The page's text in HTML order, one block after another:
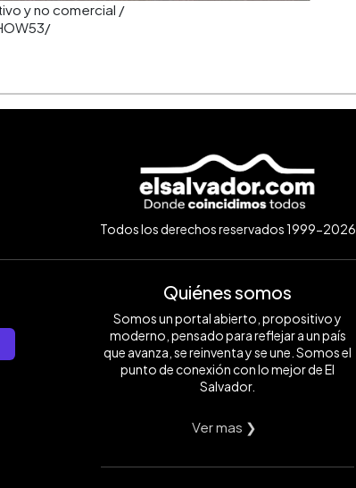
y no comercial /
Todos los derechos reservados 1999-2026
Quiénes somos
Somos un portal abierto, propositivo y
moderno, pensado para reflejar a un país
que avanza, se reinventa y se une. Somos el
punto de conexión con lo mejor de El
Salvador.
Ver mas ❯